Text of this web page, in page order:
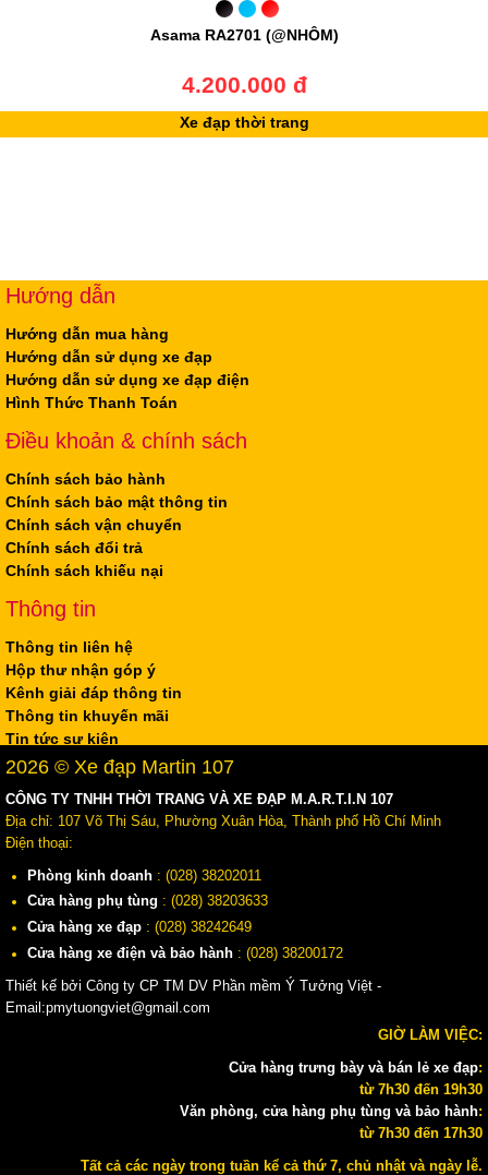
Asama RA2701 (@NHÔM)
4.200.000 đ
Xe đạp thời trang
Hướng dẫn
Hướng dẫn mua hàng
Hướng dẫn sử dụng xe đạp
Hướng dẫn sử dụng xe đạp điện
Hình Thức Thanh Toán
Điều khoản & chính sách
Chính sách bảo hành
Chính sách bảo mật thông tin
Chính sách vận chuyển
Chính sách đổi trả
Chính sách khiếu nại
Thông tin
Thông tin liên hệ
Hộp thư nhận góp ý
Kênh giải đáp thông tin
Thông tin khuyến mãi
Tin tức sự kiện
2026 © Xe đạp Martin 107
CÔNG TY TNHH THỜI TRANG VÀ XE ĐẠP M.A.R.T.I.N 107
Địa chỉ: 107 Võ Thị Sáu, Phường Xuân Hòa, Thành phố Hồ Chí Minh
Điện thoại:
Phòng kinh doanh : (028) 38202011
Cửa hàng phụ tùng : (028) 38203633
Cửa hàng xe đạp : (028) 38242649
Cửa hàng xe điện và bảo hành : (028) 38200172
Thiết kế bởi Công ty CP TM DV Phần mềm Ý Tưởng Việt -
Email:pmytuongviet@gmail.com
GIỜ LÀM VIỆC:
Cửa hàng trưng bày và bán lẻ xe đạp:
từ 7h30 đến 19h30
Văn phòng, cửa hàng phụ tùng và bảo hành:
từ 7h30 đến 17h30
Tất cả các ngày trong tuần kể cả thứ 7, chủ nhật và ngày lễ.